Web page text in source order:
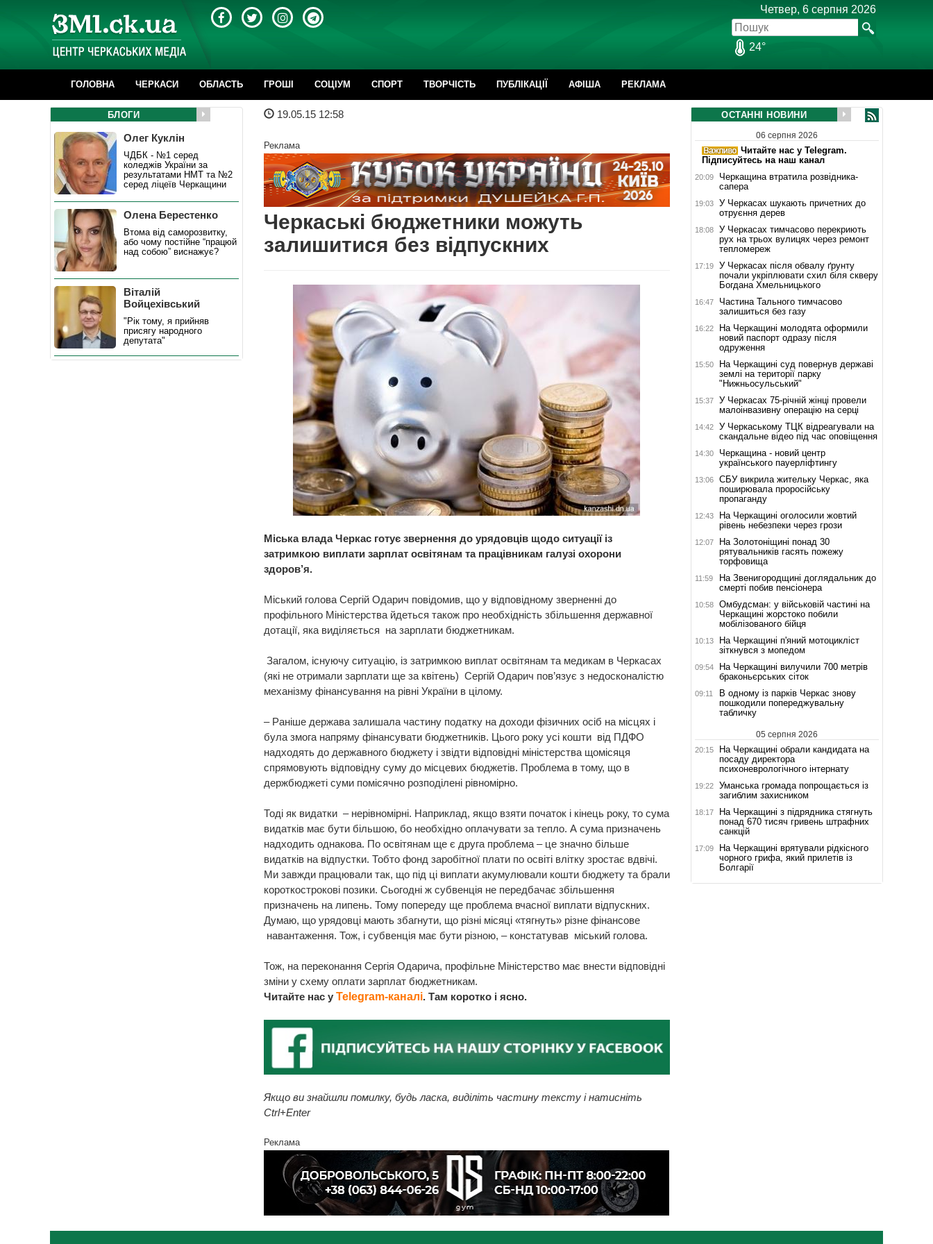
Четвер, 6 серпня 2026
24°
ГОЛОВНА ЧЕРКАСИ ОБЛАСТЬ ГРОШІ CОЦІУМ СПОРТ ТВОРЧІСТЬ ПУБЛІКАЦІЇ АФІША РЕКЛАМА
19.05.15 12:58
Реклама
Черкаські бюджетники можуть
залишитися без відпускних
Міська влада Черкас готує звернення до урядовців щодо ситуації із
затримкою виплати зарплат освітянам та працівникам галузі охорони
здоров’я.
Міський голова Сергій Одарич повідомив, що у відповідному зверненні до
профільного Міністерства йдеться також про необхідність збільшення державної
дотації, яка виділяється на зарплати бюджетникам.
Загалом, існуючу ситуацію, із затримкою виплат освітянам та медикам в Черкасах
(які не отримали зарплати ще за квітень) Сергій Одарич пов’язує з недосконалістю
механізму фінансування на рівні України в цілому.
– Раніше держава залишала частину податку на доходи фізичних осіб на місцях і
була змога напряму фінансувати бюджетників. Цього року усі кошти від ПДФО
надходять до державного бюджету і звідти відповідні міністерства щомісяця
спрямовують відповідну суму до місцевих бюджетів. Проблема в тому, що в
держбюджеті суми помісячно розподілені рівномірно.
Тоді як видатки – нерівномірні. Наприклад, якщо взяти початок і кінець року, то сума
видатків має бути більшою, бо необхідно оплачувати за тепло. А сума призначень
надходить однакова. По освітянам ще є друга проблема – це значно більше
видатків на відпустки. Тобто фонд заробітної плати по освіті влітку зростає вдвічі.
Ми завжди працювали так, що під ці виплати акумулювали кошти бюджету та брали
короткострокові позики. Сьогодні ж субвенція не передбачає збільшення
призначень на липень. Тому попереду ще проблема вчасної виплати відпускних.
Думаю, що урядовці мають збагнути, що різні місяці «тягнуть» різне фінансове
навантаження. Тож, і субвенція має бути різною, – констатував міський голова.
Тож, на переконання Сергія Одарича, профільне Міністерство має внести відповідні
зміни у схему оплати зарплат бюджетникам.
Читайте нас у Telegram-каналі. Там коротко і ясно.
Якщо ви знайшли помилку, будь ласка, виділіть частину тексту і натисніть
Ctrl+Enter
Реклама
БЛОГИ
Олег Куклін
ЧДБК - №1 серед
коледжів України за
результатами НМТ та №2
серед ліцеїв Черкащини
Олена Берестенко
Втома від саморозвитку,
або чому постійне “працюй
над собою” виснажує?
Віталій
Войцехівський
"Рік тому, я прийняв
присягу народного
депутата"
ОСТАННІ НОВИНИ
06 серпня 2026
Читайте нас у Telegram.
Підписуйтесь на наш канал
20:09
Черкащина втратила розвідника-
сапера
19:03
У Черкасах шукають причетних до
отруєння дерев
18:08
У Черкасах тимчасово перекриють
рух на трьох вулицях через ремонт
тепломереж
17:19
У Черкасах після обвалу ґрунту
почали укріплювати схил біля скверу
Богдана Хмельницького
16:47
Частина Тального тимчасово
залишиться без газу
16:22
На Черкащині молодята оформили
новий паспорт одразу після
одруження
15:50
На Черкащині суд повернув державі
землі на території парку
"Нижньосульський"
15:37
У Черкасах 75-річній жінці провели
малоінвазивну операцію на серці
14:42
У Черкаському ТЦК відреагували на
скандальне відео під час оповіщення
14:30
Черкащина - новий центр
українського пауерліфтингу
13:06
СБУ викрила жительку Черкас, яка
поширювала проросійську
пропаганду
12:43
На Черкащині оголосили жовтий
рівень небезпеки через грози
12:07
На Золотоніщині понад 30
рятувальників гасять пожежу
торфовища
11:59
На Звенигородщині доглядальник до
смерті побив пенсіонера
10:58
Омбудсман: у військовій частині на
Черкащині жорстоко побили
мобілізованого бійця
10:13
На Черкащині п'яний мотоцикліст
зіткнувся з мопедом
09:54
На Черкащині вилучили 700 метрів
браконьєрських сіток
09:11
В одному із парків Черкас знову
пошкодили попереджувальну
табличку
05 серпня 2026
20:15
На Черкащині обрали кандидата на
посаду директора
психоневрологічного інтернату
19:22
Уманська громада попрощається із
загиблим захисником
18:17
На Черкащині з підрядника стягнуть
понад 670 тисяч гривень штрафних
санкцій
17:09
На Черкащині врятували рідкісного
чорного грифа, який прилетів із
Болгарії